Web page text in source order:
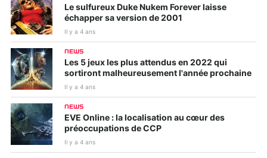
Le sulfureux Duke Nukem Forever laisse
échapper sa version de 2001
Il y a 4 ans
NEWS
Les 5 jeux les plus attendus en 2022 qui
sortiront malheureusement l'année prochaine
Il y a 4 ans
NEWS
EVE Online : la localisation au cœur des
préoccupations de CCP
Il y a 4 ans